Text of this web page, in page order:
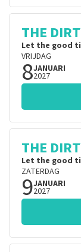
THE
Let the good
VRIJDAG
8JANUARI
2027
THE
Let the good
ZATERDAG
9JANUARI
2027